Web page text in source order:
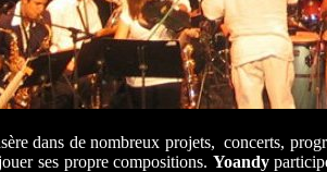
dans de nombreux projets, concerts,
ses propre compositions. Yoandy